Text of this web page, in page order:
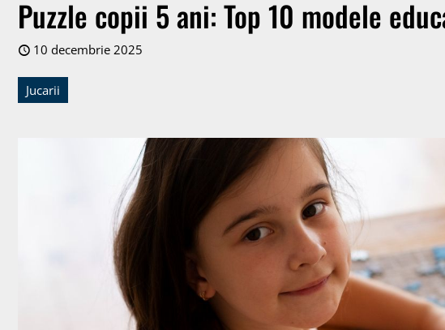
Puzzle copii 5 ani: Top 10 modele
10 decembrie 2025
Jucarii